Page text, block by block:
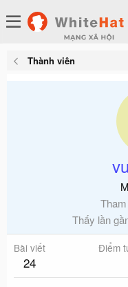
Thành viên
Thấy lần
Bài viết
24
Điểm